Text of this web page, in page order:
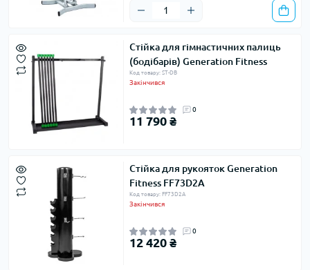
Стійка для гімнастичних палиць
(бодібарів) Generation Fitness
Код товару: ST-DB
Закінчився
0
11 790 ₴
Стійка для рукояток Generation
Fitness FF73D2A
Код товару: FF73D2A
Закінчився
0
12 420 ₴